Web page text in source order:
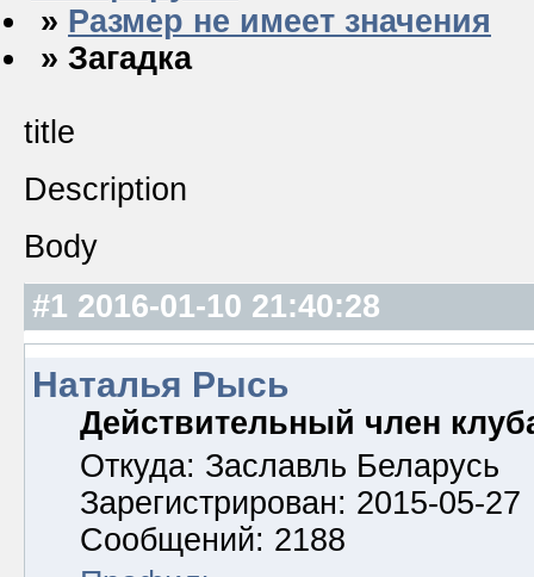
» Размер не имеет значения
» Загадка
title
Description
Body
#1 2016-01-10 21:40:28
Наталья Рысь
Действительный член
Откуда: Заславль Беларусь
Зарегистрирован: 2015-05-27
Сообщений: 2188